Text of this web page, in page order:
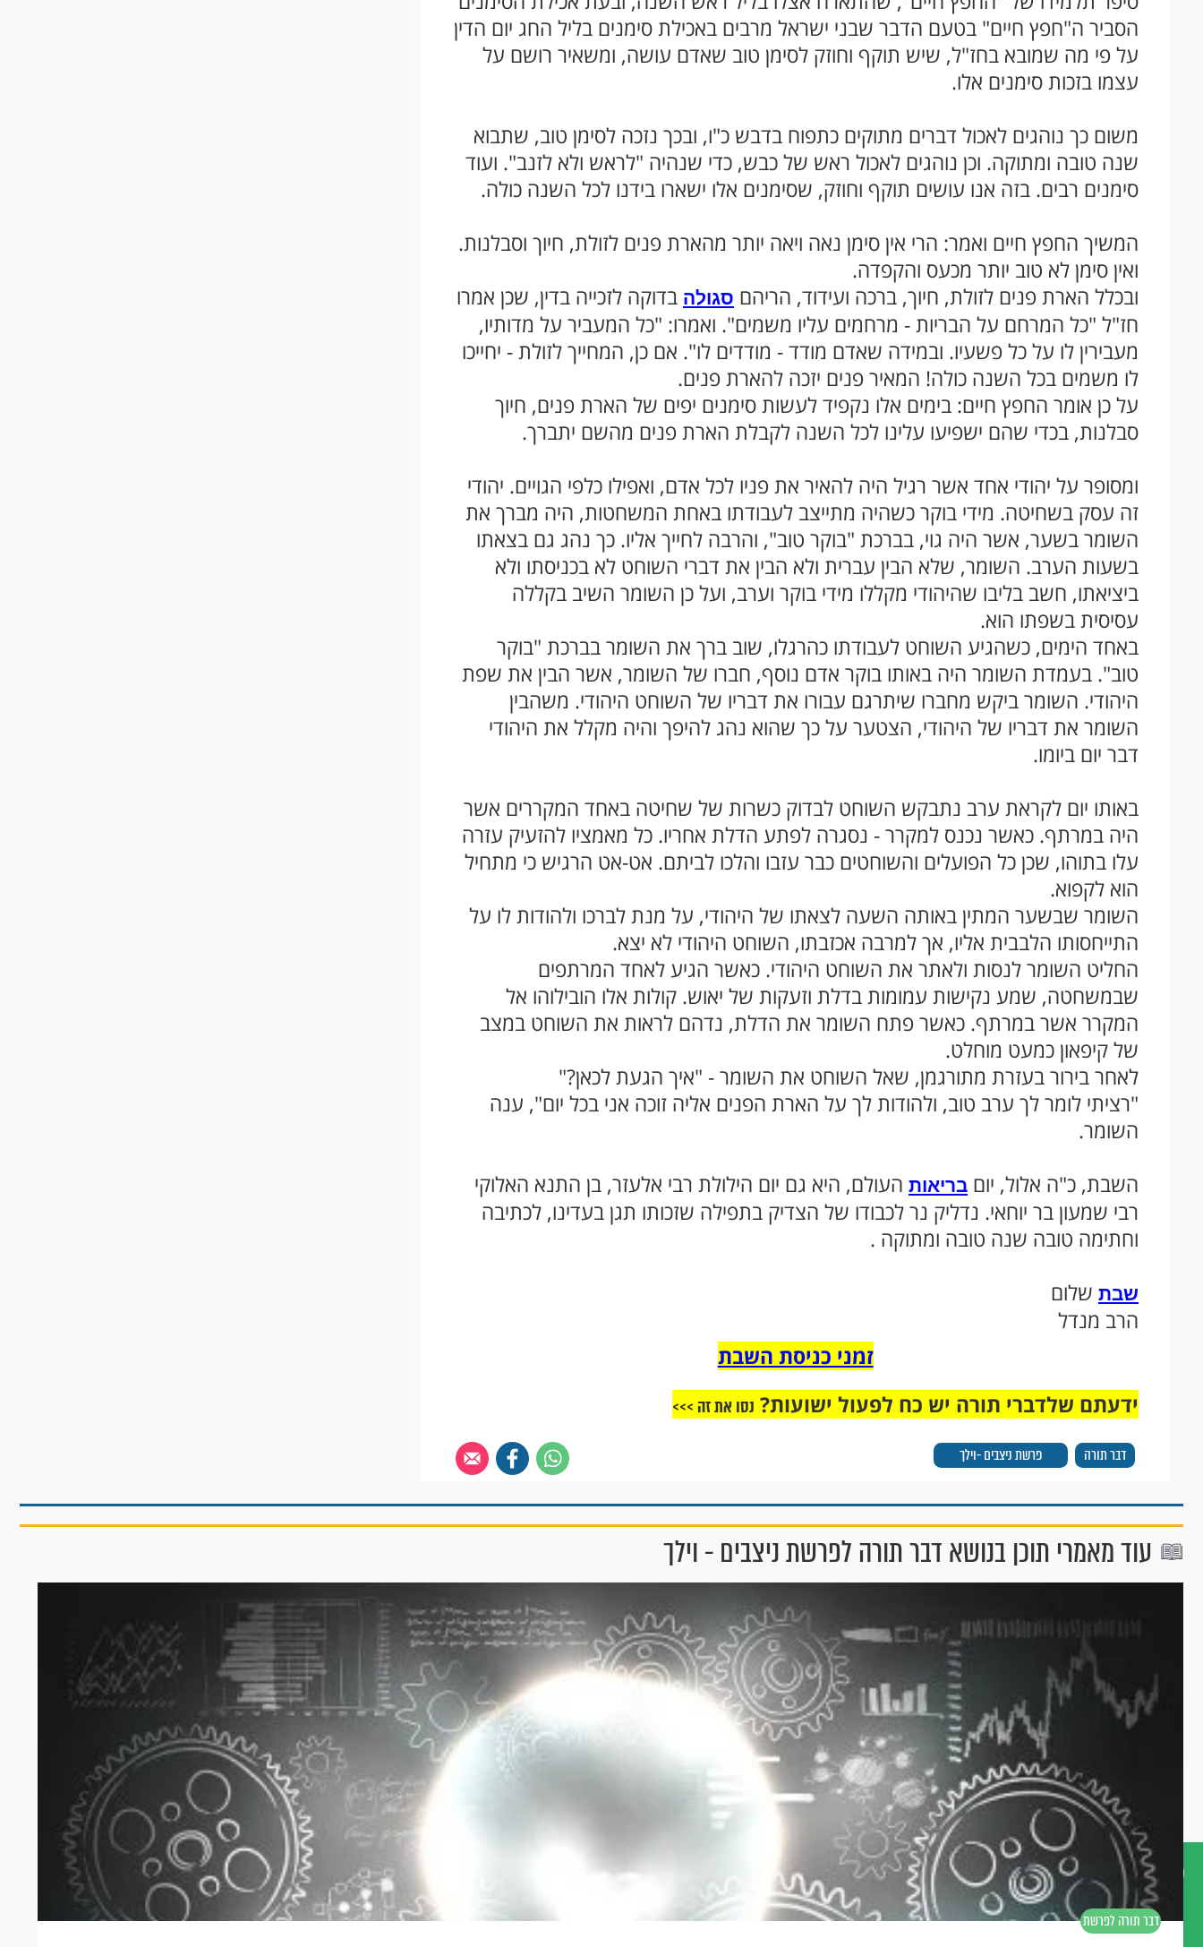
דברו
איתנו
הסביר ה"חפץ חיים" בטעם הדבר שבני ישראל מרבים באכילת סימנים בליל החג יום הדין
על פי מה שמובא בחז"ל, שיש תוקף וחוזק לסימן טוב שאדם עושה, ומשאיר רושם על
עצמו בזכות סימנים אלו.
משום כך נוהגים לאכול דברים מתוקים כתפוח בדבש כ"ו, ובכך נזכה לסימן טוב, שתבוא
שנה טובה ומתוקה. וכן נוהגים לאכול ראש של כבש, כדי שנהיה "לראש ולא לזנב". ועוד
סימנים רבים. בזה אנו עושים תוקף וחוזק, שסימנים אלו ישארו בידנו לכל השנה כולה.
המשיך החפץ חיים ואמר: הרי אין סימן נאה ויאה יותר מהארת פנים לזולת, חיוך וסבלנות.
ואין סימן לא טוב יותר מכעס והקפדה.
ובכלל הארת פנים לזולת, חיוך, ברכה ועידוד, הריהם סגולה בדוקה לזכייה בדין, שכן אמרו
חז"ל "כל המרחם על הבריות - מרחמים עליו משמים". ואמרו: "כל המעביר על מדותיו,
מעבירין לו על כל פשעיו. ובמידה שאדם מודד - מודדים לו". אם כן, המחייך לזולת - יחייכו
לו משמים בכל השנה כולה! המאיר פנים יזכה להארת פנים.
על כן אומר החפץ חיים: בימים אלו נקפיד לעשות סימנים יפים של הארת פנים, חיוך
סבלנות, בכדי שהם ישפיעו עלינו לכל השנה לקבלת הארת פנים מהשם יתברך.
ומסופר על יהודי אחד אשר רגיל היה להאיר את פניו לכל אדם, ואפילו כלפי הגויים. יהודי
זה עסק בשחיטה. מידי בוקר כשהיה מתייצב לעבודתו באחת המשחטות, היה מברך את
השומר בשער, אשר היה גוי, בברכת "בוקר טוב", והרבה לחייך אליו. כך נהג גם בצאתו
בשעות הערב. השומר, שלא הבין עברית ולא הבין את דברי השוחט לא בכניסתו ולא
ביציאתו, חשב בליבו שהיהודי מקללו מידי בוקר וערב, ועל כן השומר השיב בקללה
עסיסית בשפתו הוא.
באחד הימים, כשהגיע השוחט לעבודתו כהרגלו, שוב ברך את השומר בברכת "בוקר
טוב". בעמדת השומר היה באותו בוקר אדם נוסף, חברו של השומר, אשר הבין את שפת
היהודי. השומר ביקש מחברו שיתרגם עבורו את דבריו של השוחט היהודי. משהבין
השומר את דבריו של היהודי, הצטער על כך שהוא נהג להיפך והיה מקלל את היהודי
דבר יום ביומו.
באותו יום לקראת ערב נתבקש השוחט לבדוק כשרות של שחיטה באחד המקררים אשר
היה במרתף. כאשר נכנס למקרר - נסגרה לפתע הדלת אחריו. כל מאמציו להזעיק עזרה
עלו בתוהו, שכן כל הפועלים והשוחטים כבר עזבו והלכו לביתם. אט-אט הרגיש כי מתחיל
הוא לקפוא.
השומר שבשער המתין באותה השעה לצאתו של היהודי, על מנת לברכו ולהודות לו על
התייחסותו הלבבית אליו, אך למרבה אכזבתו, השוחט היהודי לא יצא.
החליט השומר לנסות ולאתר את השוחט היהודי. כאשר הגיע לאחד המרתפים
שבמשחטה, שמע נקישות עמומות בדלת וזעקות של יאוש. קולות אלו הובילוהו אל
המקרר אשר במרתף. כאשר פתח השומר את הדלת, נדהם לראות את השוחט במצב
של קיפאון כמעט מוחלט.
לאחר בירור בעזרת מתורגמן, שאל השוחט את השומר - "איך הגעת לכאן?"
"רציתי לומר לך ערב טוב, ולהודות לך על הארת הפנים אליה זוכה אני בכל יום", ענה
השומר.
השבת, כ"ה אלול, יום בריאות העולם, היא גם יום הילולת רבי אלעזר, בן התנא האלוקי
רבי שמעון בר יוחאי. נדליק נר לכבודו של הצדיק בתפילה שזכותו תגן בעדינו, לכתיבה
וחתימה טובה שנה טובה ומתוקה .
שבת שלום
הרב מנדל
זמני כניסת השבת
דבר תורה פרשת ניצבים -וילך
ידעתם שלדברי תורה יש כח לפעול ישועות? נסו את זה >>>
עוד מאמרי תוכן בנושא דבר תורה לפרשת ניצבים - וילך
דבר תורה לפרשת